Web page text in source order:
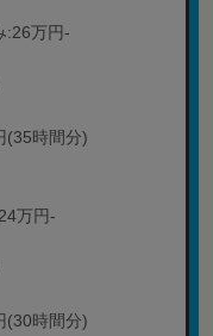
:26万円-
(35時間分)
万円-
(30時間分)